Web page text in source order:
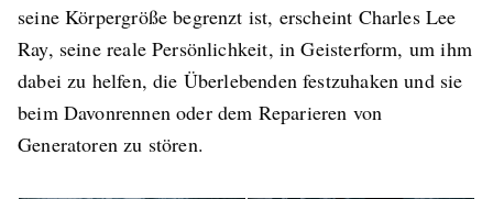
seine Körpergröße begrenzt ist, erscheint Charles Lee
Ray, seine reale Persönlichkeit, in Geisterform, um ihm
dabei zu helfen, die Überlebenden festzuhaken und sie
beim Davonrennen oder dem Reparieren von
Generatoren zu stören.